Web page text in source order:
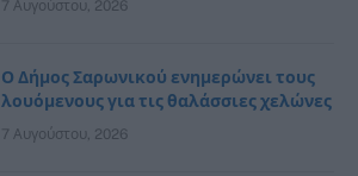
7 Αυγούστου, 2026
Ο Δήμος Σαρωνικού ενημερώνει τους
λουόμενους για τις θαλάσσιες χελώνες
7 Αυγούστου, 2026